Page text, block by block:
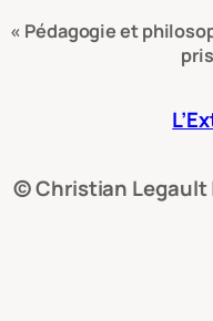
« Pédagogie et
© Christian Legault